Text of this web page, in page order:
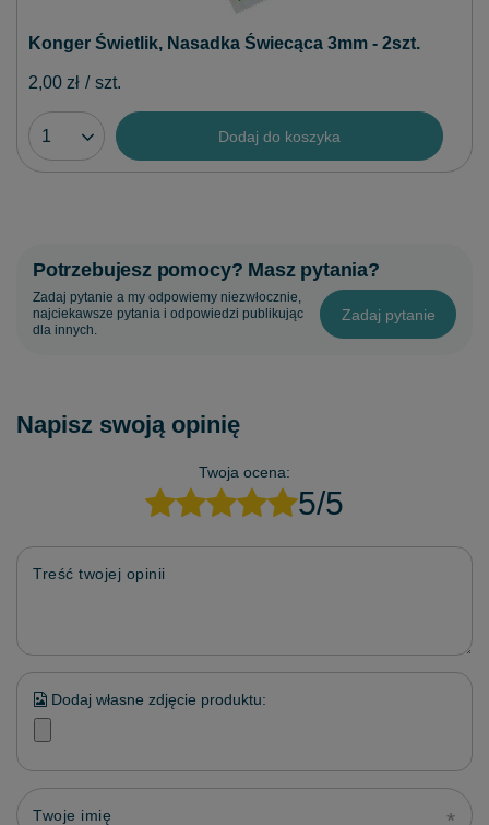
Konger Świetlik, Nasadka Świecąca 3mm - 2szt.
2,00 zł / szt.
Dodaj do koszyka
Potrzebujesz pomocy? Masz pytania?
Zadaj pytanie a my odpowiemy niezwłocznie,
najciekawsze pytania i odpowiedzi publikując
dla innych.
Zadaj pytanie
Napisz swoją opinię
Twoja ocena:
5/5
Treść twojej opinii
Dodaj własne zdjęcie produktu:
Twoje imię